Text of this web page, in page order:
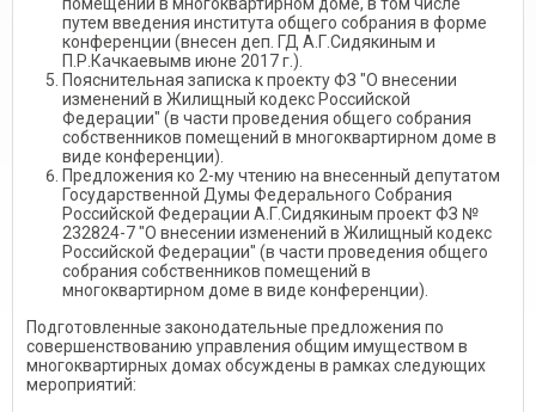
путем введения института общего собрания в форме
конференции (внесен деп. ГД А.Г.Сидякиным и
П.Р.Качкаевымв июне 2017 г.).
Пояснительная записка к проекту ФЗ "О внесении
изменений в Жилищный кодекс Российской
Федерации" (в части проведения общего собрания
собственников помещений в многоквартирном доме в
виде конференции).
Предложения ко 2-му чтению на внесенный депутатом
Государственной Думы Федерального Собрания
Российской Федерации А.Г.Сидякиным проект ФЗ №
232824-7 "О внесении изменений в Жилищный кодекс
Российской Федерации" (в части проведения общего
собрания собственников помещений в
многоквартирном доме в виде конференции).
Подготовленные законодательные предложения по
совершенствованию управления общим имуществом в
многоквартирных домах обсуждены в рамках следующих
мероприятий: